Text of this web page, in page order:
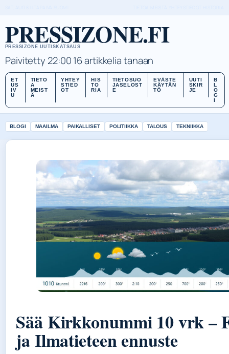
PRESSIZONE.FI
PRESSIZONE UUTISKATSAUS
Paivitetty 22:0016 artikkelia tanaan
ET
US
IV
U
TIETO
A
MEIST
Ä
YHTEY
STIED
OT
HIS
TO
RIA
TIETOSUO
JASELOST
E
EVÄSTE
KÄYTÄN
TÖ
UUTI
SKIR
JE
B
L
O
G
I
BLOGI MAAILMA PAIKALLISET POLITIIKKA TALOUS TEKNIIKKA
Sää Kirkkonummi 10 vrk –
ja Ilmatieteen ennuste